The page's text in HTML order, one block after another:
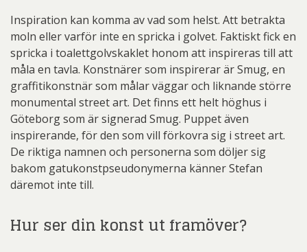
Inspiration kan komma av vad som helst. Att betrakta
moln eller varför inte en spricka i golvet. Faktiskt fick en
spricka i toalettgolvskaklet honom att inspireras till att
måla en tavla. Konstnärer som inspirerar är Smug, en
graffitikonstnär som målar väggar och liknande större
monumental street art. Det finns ett helt höghus i
Göteborg som är signerad Smug. Puppet även
inspirerande, för den som vill förkovra sig i street art.
De riktiga namnen och personerna som döljer sig
bakom gatukonstpseudonymerna känner Stefan
däremot inte till.
Hur ser din konst ut framöver?